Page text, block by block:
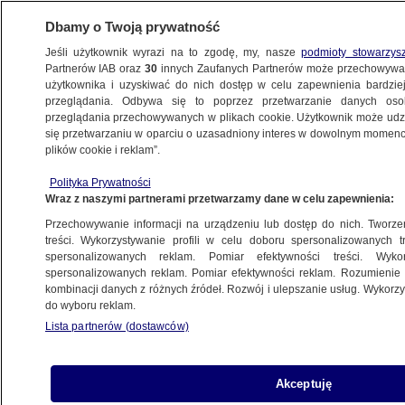
WARSZAWA
NAJNOWSZE
przez lata. Niemcy "zawstydzeni"
31.07.2014, 19:56
Udostępnij
Dbamy o Twoją prywatność
Jeśli użytkownik wyrazi na to zgodę, my, naszepodmioty
Partnerów IAB oraz30 innych Zaufanych Partnerów może
użytkownika i uzyskiwać do nich dostęp w celu zapewnienia
przeglądania. Odbywa się to poprzez przetwarzanie danych
przeglądania przechowywanych w plikach cookie. Użytkownik może
się przetwarzaniu w oparciu o uzasadniony interes w dowolnym
plików cookie i reklam”.
Polityka Prywatności
Wraz z naszymi partnerami przetwarzamy dane w celu zapewnienia:
Przechowywanie informacji na urządzeniu lub dostęp do nich.
treści. Wykorzystywanie profili w celu doboru spersonalizowanych
spersonalizowanych reklam. Pomiar efektywności treści.
spersonalizowanych reklam. Pomiar efektywności reklam.
kombinacji danych z różnych źródeł. Rozwój i ulepszanie usług.
do wyboru reklam.
Lista partnerów (dostawców)
Akceptuję